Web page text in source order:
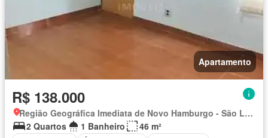
Apartamento
R$ 138.000
Região Geográfica Imediata de Novo Hamburgo - São Leopoldo, Região Metropolitana de Porto Alegre
2 Quartos
1 Banheiro
46 m²